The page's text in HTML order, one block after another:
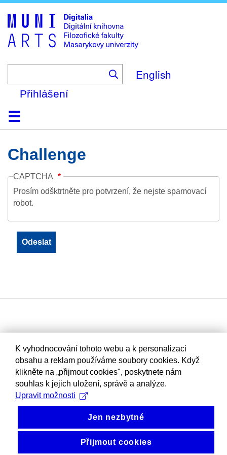
to
main
content
English
Přihlášení
DomůKolekce
Prohlížení
Vyhledávání
O platformě
Nápověda
KontaktDigitalia
Challenge
CAPTCHA
Prosím odšktrtněte pro potvrzení, že nejste spamovací
robot.
K vyhodnocování tohoto webu a k personalizaci
obsahu a reklam používáme soubory cookies. Když
klikněte na „přijmout cookies", poskytnete nám
souhlas k jejich uložení, správě a analýze.
Upravit možnosti
Jen nezbytné
Přijmout cookies